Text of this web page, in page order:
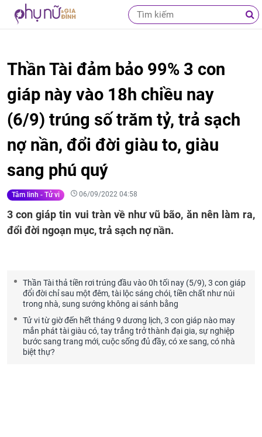
Thần Tài đảm bảo 99% 3 con
giáp này vào 18h chiều nay
(6/9) trúng số trăm tỷ, trả sạch
nợ nần, đổi đời giàu to, giàu
sang phú quý
Tâm linh - Tử vi 06/09/2022 04:58
3 con giáp tin vui tràn về như vũ bão, ăn nên làm ra,
đổi đời ngoạn mục, trả sạch nợ nần.
Thần Tài thả tiền rơi trúng đầu vào 0h tối nay (5/9), 3 con giáp
đổi đời chỉ sau một đêm, tài lộc sáng chói, tiền chất như núi
trong nhà, sung sướng không ai sánh bằng
Tử vi từ giờ đến hết tháng 9 dương lịch, 3 con giáp nào may
mắn phát tài giàu có, tay trắng trở thành đại gia, sự nghiệp
bước sang trang mới, cuộc sống đủ đầy, có xe sang, có nhà
biệt thự?